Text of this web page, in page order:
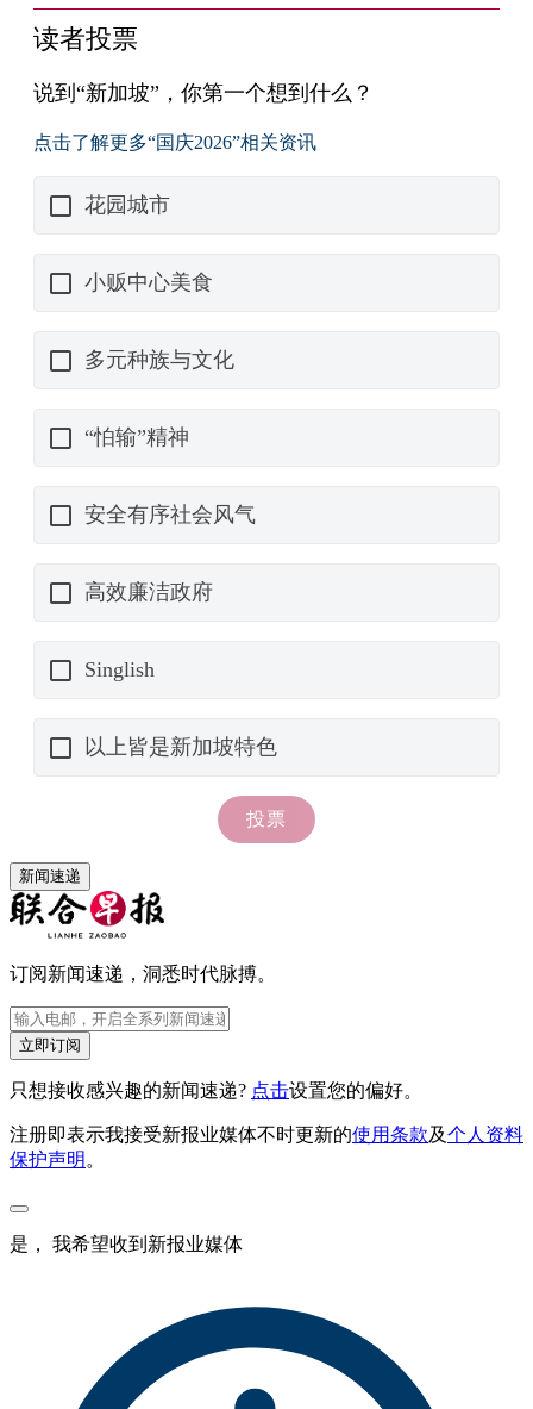
新闻速递
订阅新闻速递，洞悉时代脉搏。
立即订阅
只想接收感兴趣的新闻速递? 点击设置您的偏好。
注册即表示我接受新报业媒体不时更新的使用条款及个人资料
保护声明 。
是， 我希望收到新报业媒体